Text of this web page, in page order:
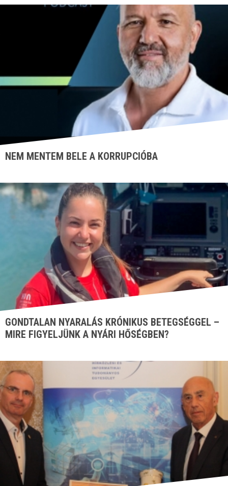
NEM MENTEM BELE A KORRUPCIÓBA
GONDTALAN NYARALÁS KRÓNIKUS BETEGSÉGGEL –
MIRE FIGYELJÜNK A NYÁRI HŐSÉGBEN?